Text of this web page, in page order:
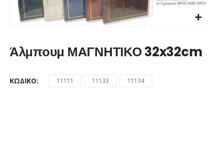
Άλμπουμ ΜΑΓΝΗΤΙΚΟ 32x32cm
ΚΩΔΙΚΌ 11111 11133 11134